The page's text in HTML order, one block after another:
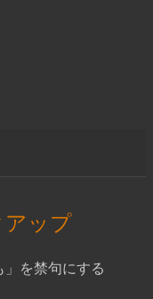
アップ
を禁句にする